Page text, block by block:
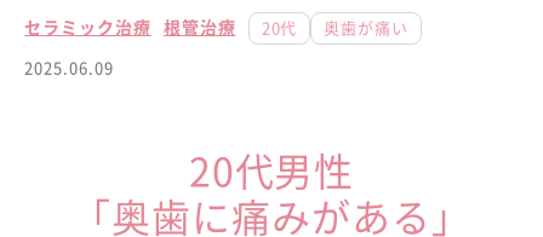
セラミック治療 根管治療 20代 奥歯が痛い
2025.06.09
20代男性
「奥歯に痛みがある」